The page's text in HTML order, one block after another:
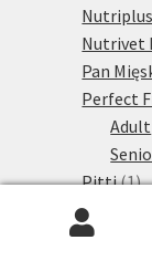
Nutriplus
Nutrivet
Pan
Perfect
Adult
Pitti 11
Porta 21